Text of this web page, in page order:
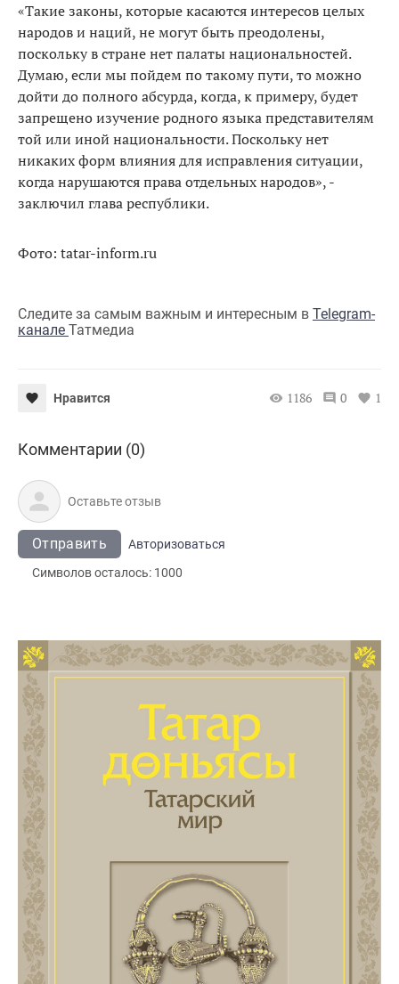
«Такие законы, которые касаются интересов целых
народов и наций, не могут быть преодолены,
поскольку в стране нет палаты национальностей.
Думаю, если мы пойдем по такому пути, то можно
дойти до полного абсурда, когда, к примеру, будет
запрещено изучение родного языка представителям
той или иной национальности. Поскольку нет
никаких форм влияния для исправления ситуации,
когда нарушаются права отдельных народов», -
заключил глава республики.
Фото: tatar-inform.ru
Следите за самым важным и интересным в Telegram-
канале Татмедиа
Нравится 1186 0 1
Комментарии (0)
Отправить
Авторизоваться
Символов осталось: 1000